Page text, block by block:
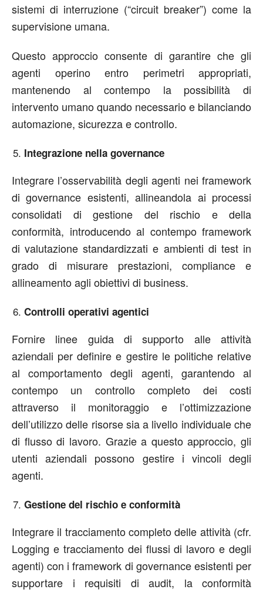
sistemi di interruzione (“circuit breaker”) come la
supervisione umana.
Questo approccio consente di garantire che gli
agenti operino entro perimetri appropriati,
mantenendo al contempo la possibilità di
intervento umano quando necessario e bilanciando
automazione, sicurezza e controllo.
Integrazione nella governance
Integrare l’osservabilità degli agenti nei framework
di governance esistenti, allineandola ai processi
consolidati di gestione del rischio e della
conformità, introducendo al contempo framework
di valutazione standardizzati e ambienti di test in
grado di misurare prestazioni, compliance e
allineamento agli obiettivi di business.
Controlli operativi agentici
Fornire linee guida di supporto alle attività
aziendali per definire e gestire le politiche relative
al comportamento degli agenti, garantendo al
contempo un controllo completo dei costi
attraverso il monitoraggio e l’ottimizzazione
dell’utilizzo delle risorse sia a livello individuale che
di flusso di lavoro. Grazie a questo approccio, gli
utenti aziendali possono gestire i vincoli degli
agenti.
Gestione del rischio e conformità
Integrare il tracciamento completo delle attività (cfr.
Logging e tracciamento dei flussi di lavoro e degli
agenti) con i framework di governance esistenti per
supportare i requisiti di audit, la conformità